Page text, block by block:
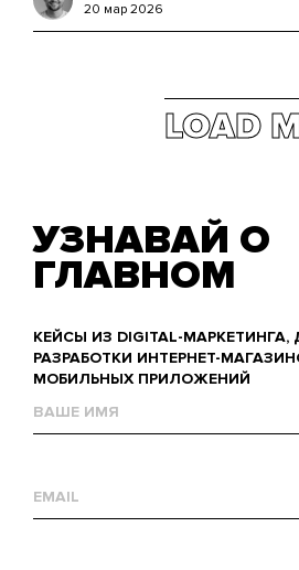
20 мар 2026
LOAD
УЗНАВАЙ О
ГЛАВНОМ
КЕЙСЫ ИЗ DIGITAL-МАРКЕТИНГА,
РАЗРАБОТКИ ИНТЕРНЕТ-
МОБИЛЬНЫХ ПРИЛОЖЕНИЙ
mail